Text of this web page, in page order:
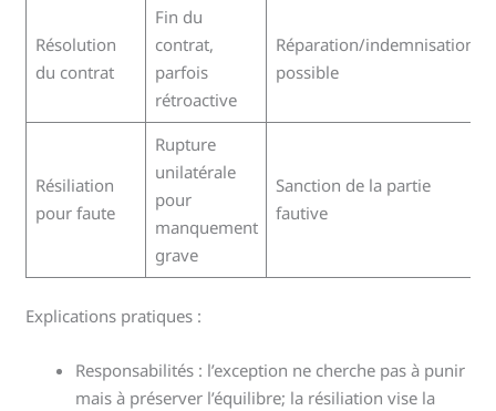
Résolution
du contrat
Fin du
contrat,
parfois
rétroactive
Réparation/indemnisation
possible
Résiliation
pour faute
Rupture
unilatérale
pour
manquement
grave
Sanction de la partie
fautive
Explications pratiques :
Responsabilités : l’exception ne cherche pas à punir
mais à préserver l’équilibre; la résiliation vise la